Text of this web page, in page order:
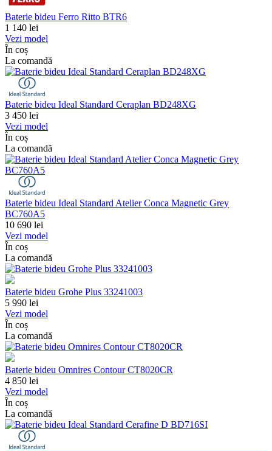
Baterie bideu Ferro Ritto BTR6
1 140 lei
Vezi model
În coș
La comandă
Baterie bideu Ideal Standard Ceraplan BD248XG
3 450 lei
Vezi model
În coș
La comandă
Baterie bideu Ideal Standard Atelier Conca Magnetic Grey
BC760A5
10 690 lei
Vezi model
În coș
La comandă
Baterie bideu Grohe Plus 33241003
5 990 lei
Vezi model
În coș
La comandă
Baterie bideu Omnires Contour CT8020CR
4 850 lei
Vezi model
În coș
La comandă